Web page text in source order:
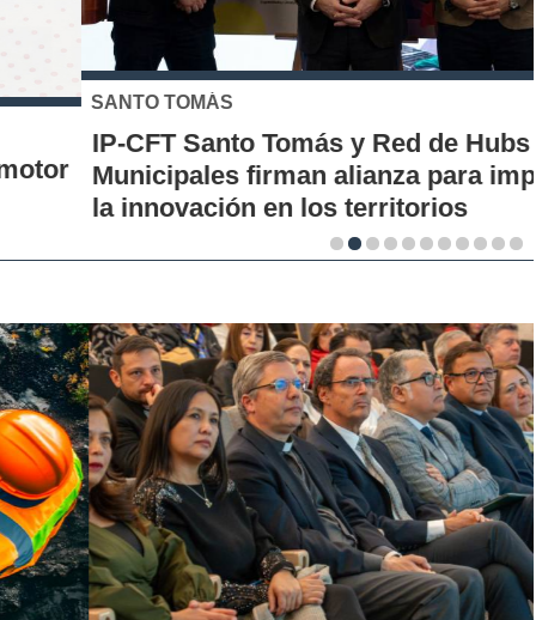
SANTO TOMÁS
IP-CFT Santo Tomás y Red de Hubs
Municipales firman alianza para impulsar
la innovación en los territorios